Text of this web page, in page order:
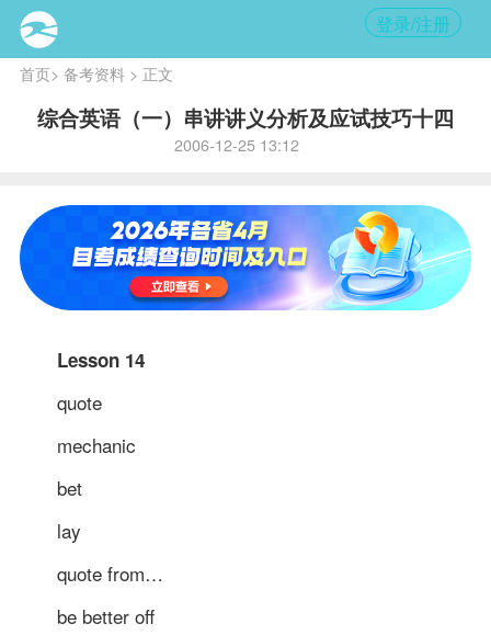
登录/注册
首页> 备考资料> 正文
综合英语（一）串讲讲义分析及应试技巧十四
2006-12-25 13:12
Lesson 14
quote
mechanic
bet
lay
quote from…
be better off